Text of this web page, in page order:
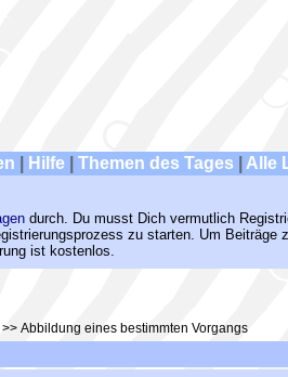
Hilfe Themen des Tages Alle
durch. Du musst Dich vermutlich
zu starten. Um Beiträge
ist kostenlos.
>> Abbildung eines bestimmten Vorgangs